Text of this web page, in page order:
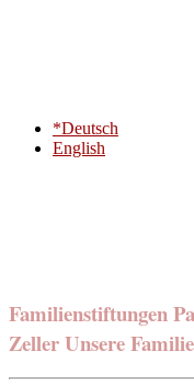
*Deutsch
English
Familienstiftungen
Zeller Unsere Familie